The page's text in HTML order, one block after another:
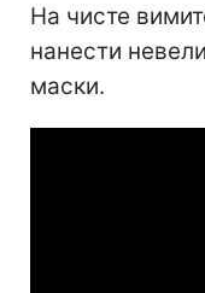
На чисте
нанести
маски.